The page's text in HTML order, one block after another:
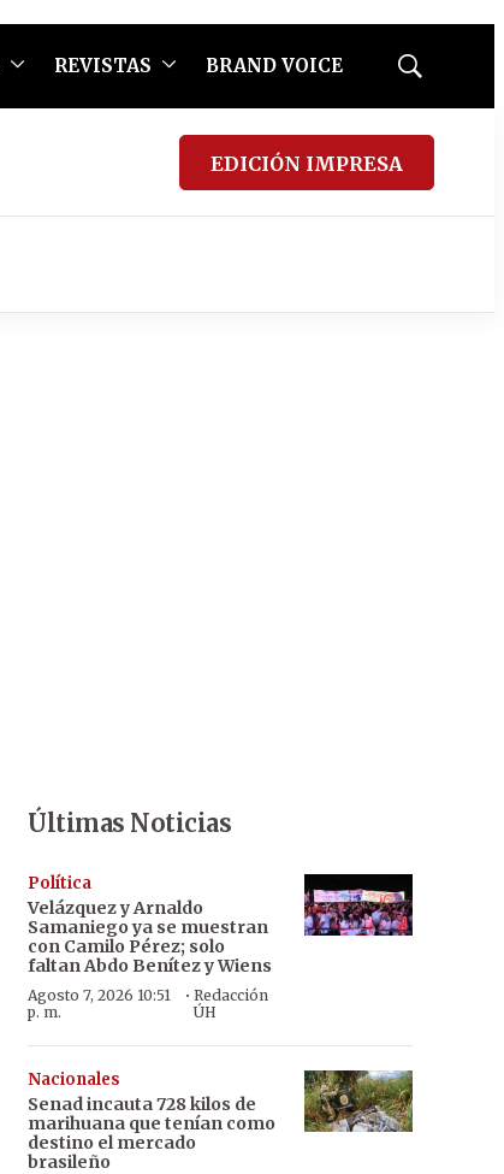
REVISTAS BRAND VOICE
Mostrar
EDICIÓN IMPRESA
Últimas Noticias
Política
Velázquez y Arnaldo
Samaniego ya se muestran
con Camilo Pérez; solo
faltan Abdo Benítez y Wiens
Agosto 7, 2026 10:51
p. m.
·Redacción
ÚH
Nacionales
Senad incauta 728 kilos de
marihuana que tenían como
destino el mercado
brasileño